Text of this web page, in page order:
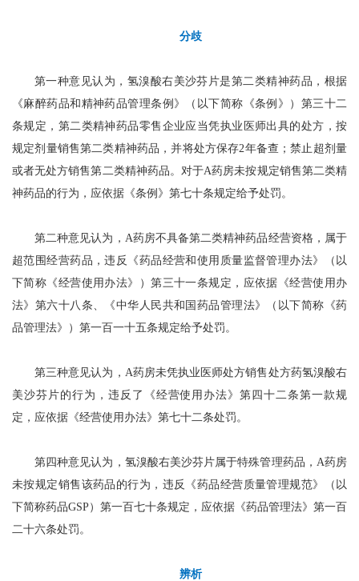
分歧
第一种意见认为，氢溴酸右美沙芬片是第二类精神药品，根据
《麻醉药品和精神药品管理条例》（以下简称《条例》）第三十二
条规定，第二类精神药品零售企业应当凭执业医师出具的处方，按
规定剂量销售第二类精神药品，并将处方保存2年备查；禁止超剂量
或者无处方销售第二类精神药品。对于A药房未按规定销售第二类精
神药品的行为，应依据《条例》第七十条规定给予处罚。
第二种意见认为，A药房不具备第二类精神药品经营资格，属于
超范围经营药品，违反《药品经营和使用质量监督管理办法》（以
下简称《经营使用办法》）第三十一条规定，应依据《经营使用办
法》第六十八条、《中华人民共和国药品管理法》（以下简称《药
品管理法》）第一百一十五条规定给予处罚。
第三种意见认为，A药房未凭执业医师处方销售处方药氢溴酸右
美沙芬片的行为，违反了《经营使用办法》第四十二条第一款规
定，应依据《经营使用办法》第七十二条处罚。
第四种意见认为，氢溴酸右美沙芬片属于特殊管理药品，A药房
未按规定销售该药品的行为，违反《药品经营质量管理规范》（以
下简称药品GSP）第一百七十条规定，应依据《药品管理法》第一百
二十六条处罚。
辨析